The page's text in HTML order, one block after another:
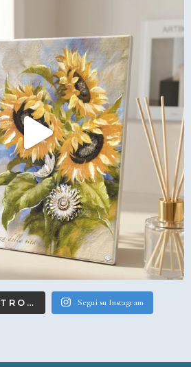
Segui su Instagram